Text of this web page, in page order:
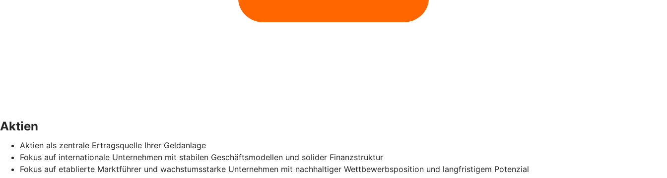
Aktien
Aktien als zentrale Ertragsquelle Ihrer Geldanlage
Fokus auf internationale Unternehmen mit stabilen Geschäftsmodellen und solider Finanzstruktur
Fokus auf etablierte Marktführer und wachstumsstarke Unternehmen mit nachhaltiger Wettbewerbsposition und langfristigem Potenzial